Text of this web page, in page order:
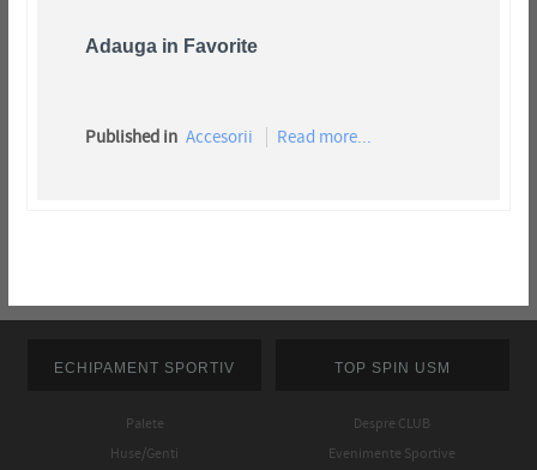
Adauga in Favorite
Published in Accesorii Read more...
ECHIPAMENT SPORTIV
Palete
Huse/Genti
TOP SPIN USM
Despre CLUB
Evenimente Sportive